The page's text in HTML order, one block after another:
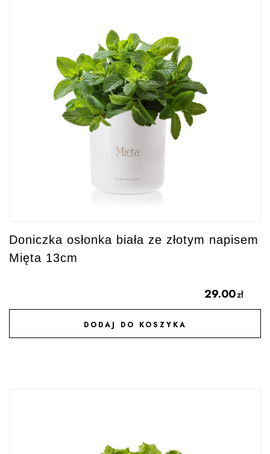
Doniczka osłonka biała ze złotym napisem
Mięta 13cm
29.00zł
DODAJ DO KOSZYKA
DODAJ DO ULUBIONYCH